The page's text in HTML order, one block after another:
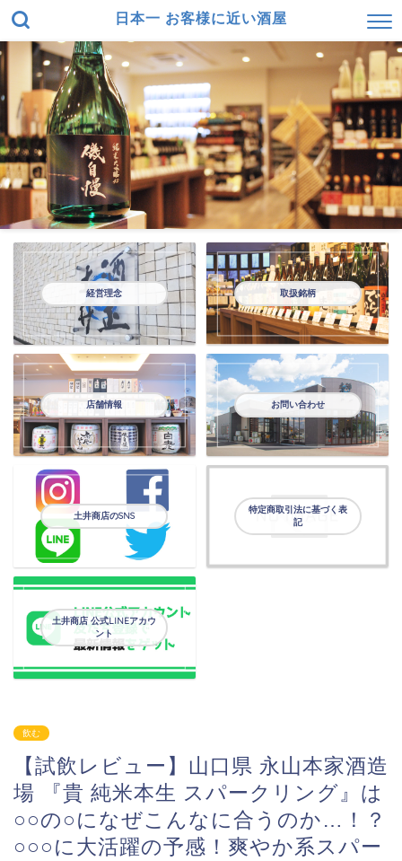
日本一 お客様に近い酒屋
経営理念 取扱銘柄
店舗情報 お問い合わせ
土井商店のSNS
特定商取引法に基づく表
記
土井商店 公式LINEアカウ
ント
飲む
【試飲レビュー】山口県 永山本家酒造
場 『貴 純米本生 スパークリング』は
○○の○になぜこんなに合うのか…！？
○○○に大活躍の予感！爽やか系スパー